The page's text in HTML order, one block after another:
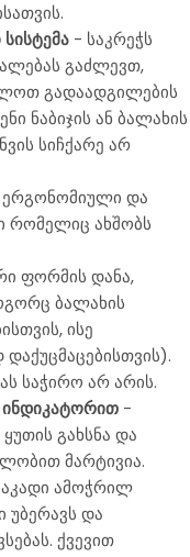
- საკრეჭს
გაძლევთ,
გადაადგილების
ნაბიჯის ან ბალახის
სიჩქარე არ
და
რომელიც ახშობს
ფორმის დანა,
ბალახის
ისე
საჭირო არ არის.
-
გახსნა და
მარტივია.
ამოჭრილ
უბერავს და
ქვევით